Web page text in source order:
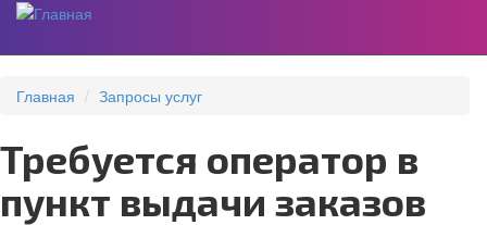
основному
Главная Запросы услуг
Требуется оператор в
пункт выдачи заказов